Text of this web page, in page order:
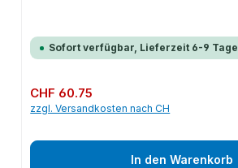
Sofort verfügbar, Lieferzeit 6-9 Tage
Regulärer Preis:
CHF 60.75
zzgl. Versandkosten nach CH
In den Warenkorb